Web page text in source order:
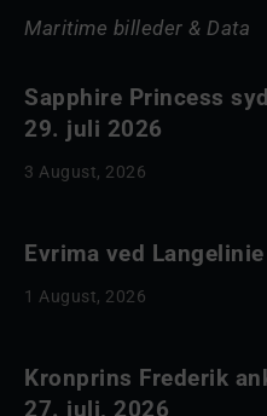
Maritime billeder & Data
Sapphire Princess
29. juli 2026
3 August, 2026
Evrima ved
1 August, 2026
Kronprins Frederik
27. juli, 2026